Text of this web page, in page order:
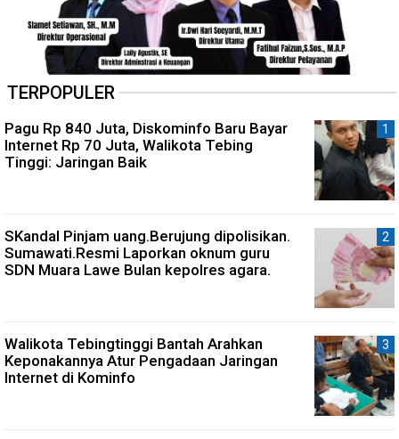
TERPOPULER
Pagu Rp 840 Juta, Diskominfo Baru Bayar
Internet Rp 70 Juta, Walikota Tebing
Tinggi: Jaringan Baik
SKandal Pinjam uang.Berujung dipolisikan.
Sumawati.Resmi Laporkan oknum guru
SDN Muara Lawe Bulan kepolres agara.
Walikota Tebingtinggi Bantah Arahkan
Keponakannya Atur Pengadaan Jaringan
Internet di Kominfo